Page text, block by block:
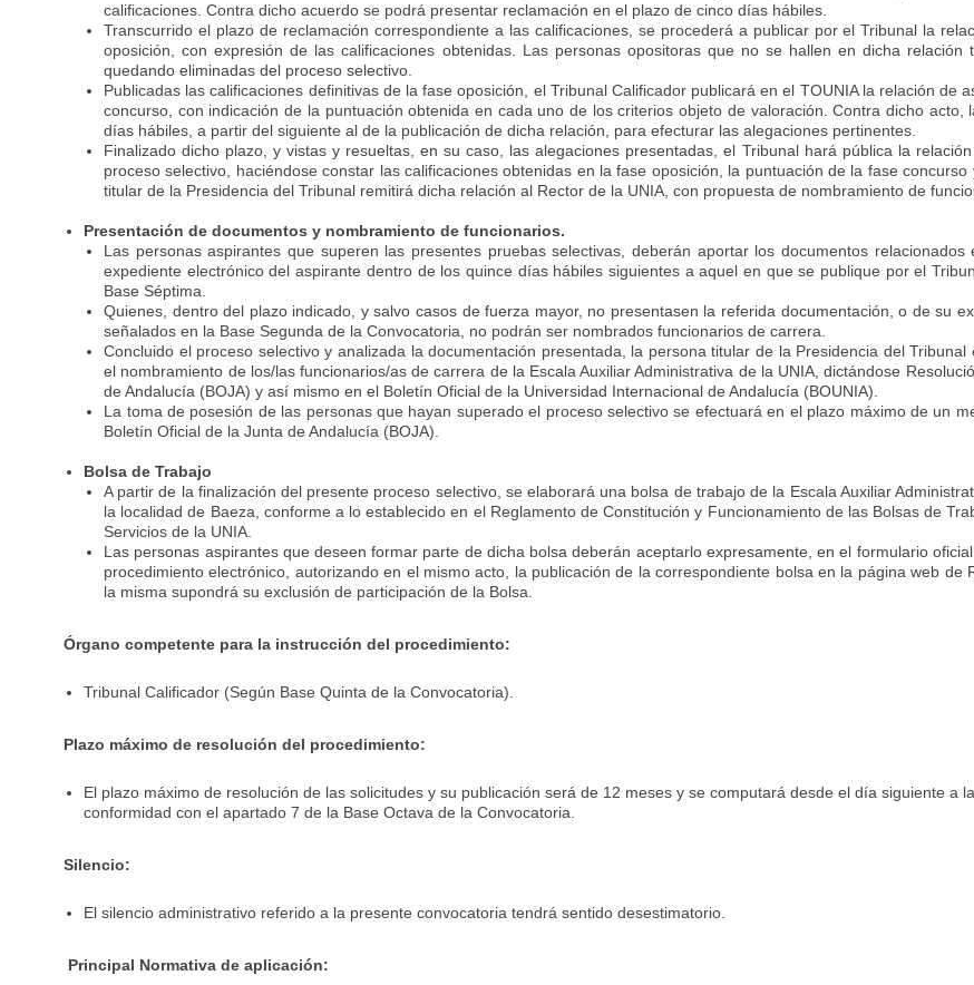
calificaciones. Contra dicho acuerdo se podrá presentar reclamación en el plazo de cinco días hábiles.
Transcurrido el plazo de reclamación correspondiente a las calificaciones, se procederá a publicar por el Tribunal la
oposición, con expresión de las calificaciones obtenidas. Las personas opositoras que no se hallen en dicha
quedando eliminadas del proceso selectivo.
Publicadas las calificaciones definitivas de la fase oposición, el Tribunal Calificador publicará en el TOUNIA la relación de
concurso, con indicación de la puntuación obtenida en cada uno de los criterios objeto de valoración. Contra dicho
días hábiles, a partir del siguiente al de la publicación de dicha relación, para efecturar las alegaciones pertinentes.
Finalizado dicho plazo, y vistas y resueltas, en su caso, las alegaciones presentadas, el Tribunal hará pública la
proceso selectivo, haciéndose constar las calificaciones obtenidas en la fase oposición, la puntuación de la fase
titular de la Presidencia del Tribunal remitirá dicha relación al Rector de la UNIA, con propuesta de nombramiento de
Presentación de documentos y nombramiento de funcionarios.
Las personas aspirantes que superen las presentes pruebas selectivas, deberán aportar los documentos
expediente electrónico del aspirante dentro de los quince días hábiles siguientes a aquel en que se publique por el
Base Séptima.
Quienes, dentro del plazo indicado, y salvo casos de fuerza mayor, no presentasen la referida documentación, o de su
señalados en la Base Segunda de la Convocatoria, no podrán ser nombrados funcionarios de carrera.
Concluido el proceso selectivo y analizada la documentación presentada, la persona titular de la Presidencia del
el nombramiento de los/las funcionarios/as de carrera de la Escala Auxiliar Administrativa de la UNIA, dictándose
de Andalucía (BOJA) y así mismo en el Boletín Oficial de la Universidad Internacional de Andalucía (BOUNIA).
La toma de posesión de las personas que hayan superado el proceso selectivo se efectuará en el plazo máximo de un
Boletín Oficial de la Junta de Andalucía (BOJA).
Bolsa de Trabajo
A partir de la finalización del presente proceso selectivo, se elaborará una bolsa de trabajo de la Escala Auxiliar
la localidad de Baeza, conforme a lo establecido en el Reglamento de Constitución y Funcionamiento de las Bolsas de
Servicios de la UNIA.
Las personas aspirantes que deseen formar parte de dicha bolsa deberán aceptarlo expresamente, en el formulario
procedimiento electrónico, autorizando en el mismo acto, la publicación de la correspondiente bolsa en la página web
la misma supondrá su exclusión de participación de la Bolsa.
Órgano competente para la instrucción del procedimiento:
Tribunal Calificador (Según Base Quinta de la Convocatoria).
Plazo máximo de resolución del procedimiento:
El plazo máximo de resolución de las solicitudes y su publicación será de 12 meses y se computará desde el día siguiente a
conformidad con el apartado 7 de la Base Octava de la Convocatoria.
Silencio:
El silencio administrativo referido a la presente convocatoria tendrá sentido desestimatorio.
Principal Normativa de aplicación: